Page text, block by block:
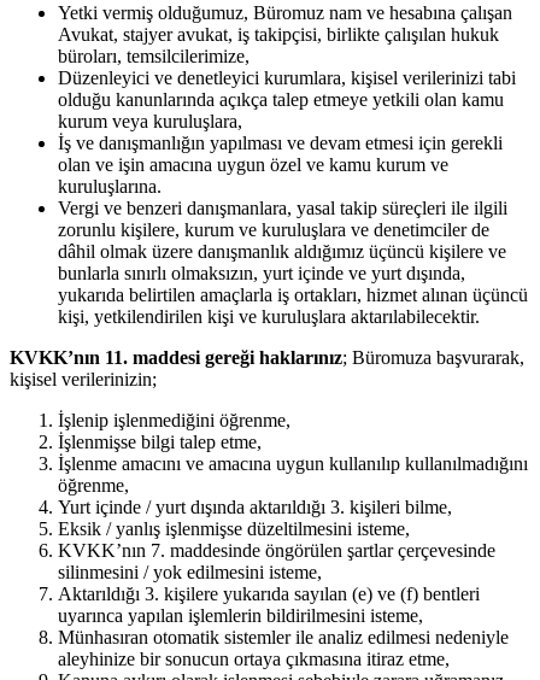
Yetki vermiş olduğumuz, Büromuz nam ve hesabına çalışan
Avukat, stajyer avukat, iş takipçisi, birlikte çalışılan hukuk
büroları, temsilcilerimize,
Düzenleyici ve denetleyici kurumlara, kişisel verilerinizi tabi
olduğu kanunlarında açıkça talep etmeye yetkili olan kamu
kurum veya kuruluşlara,
İş ve danışmanlığın yapılması ve devam etmesi için gerekli
olan ve işin amacına uygun özel ve kamu kurum ve
kuruluşlarına.
Vergi ve benzeri danışmanlara, yasal takip süreçleri ile ilgili
zorunlu kişilere, kurum ve kuruluşlara ve denetimciler de
dâhil olmak üzere danışmanlık aldığımız üçüncü kişilere ve
bunlarla sınırlı olmaksızın, yurt içinde ve yurt dışında,
yukarıda belirtilen amaçlarla iş ortakları, hizmet alınan üçüncü
kişi, yetkilendirilen kişi ve kuruluşlara aktarılabilecektir.
KVKK’nın 11. maddesi gereği haklarınız; Büromuza başvurarak,
kişisel verilerinizin;
İşlenip işlenmediğini öğrenme,
İşlenmişse bilgi talep etme,
İşlenme amacını ve amacına uygun kullanılıp kullanılmadığını
öğrenme,
Yurt içinde / yurt dışında aktarıldığı 3. kişileri bilme,
Eksik / yanlış işlenmişse düzeltilmesini isteme,
KVKK’nın 7. maddesinde öngörülen şartlar çerçevesinde
silinmesini / yok edilmesini isteme,
Aktarıldığı 3. kişilere yukarıda sayılan (e) ve (f) bentleri
uyarınca yapılan işlemlerin bildirilmesini isteme,
Münhasıran otomatik sistemler ile analiz edilmesi nedeniyle
aleyhinize bir sonucun ortaya çıkmasına itiraz etme,